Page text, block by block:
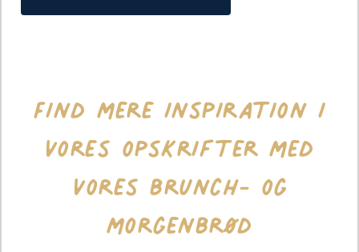
Find mere inspiration i
vores opskrifter med
vores brunch- og
morgenbrød